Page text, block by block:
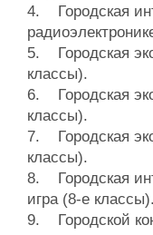
4. Городская
5. Городская
классы).
6. Городская
классы).
7. Городская
классы).
8. Городская
игра (8-е классы).
9. Городской